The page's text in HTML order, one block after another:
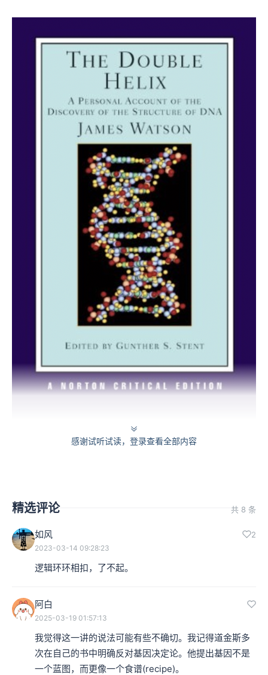
詹姆斯·沃森所著《双螺旋体》（The Double Helix），W. W. Norton &
一。不过他是一个个性非常精彩、非常强烈的人，他对于
得活灵活现。我们不必全部接受他的故事，但是透过他的
回忆，我们可以了解，这是20世纪最关键的成功解开生物
我们在这里看到了达尔文所不知道的更惊人的地球以及生
命现象。换句话说，那个时候达尔文当然知道地球如此复
杂，但是地球的环境它的构造如此惊人，达尔文没办法想
感谢试听试读，登录查看全部内容
精选评论 共 8 条
如风 2
2023-03-14 09:28:23
逻辑环环相扣，了不起。
阿白
2025-03-19 01:57:13
我觉得这一讲的说法可能有些不确切。我记得道金斯多
次在自己的书中明确反对基因决定论。他提出基因不是
一个蓝图，而更像一个食谱(recipe)。